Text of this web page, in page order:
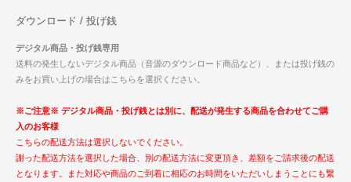
ダウンロード / 投げ銭
デジタル商品・投げ銭専用
送料の発生しないデジタル商品（音源のダウンロード商品など）、または投げ銭の
みをお買い上げの場合はこちらを選択ください。
※ご注意※ デジタル商品・投げ銭とは別に、配送が発生する商品を合わせてご購
入のお客様
こちらの配送方法は選択しないでください。
謝った配送方法を選択した場合、別の配送方法に変更頂き、差額をご請求後の配送
となります。また対応や商品のご到着に相応のお時間をいただいしまうことにも繋